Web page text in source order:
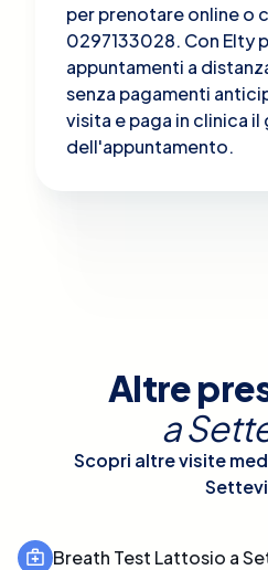
per prenotare online o
0297133028. Con Elty
appuntamenti a
senza pagamenti
visita e paga in clinica il
dell'appuntamento.
Altre
a
Scopri altre visite
Breath Test Lattosio a